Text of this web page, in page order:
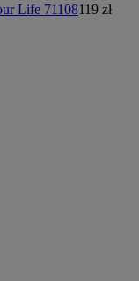
Life 71108119 zł